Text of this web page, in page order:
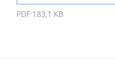
2002 2001 2000
PDF183,1 KB